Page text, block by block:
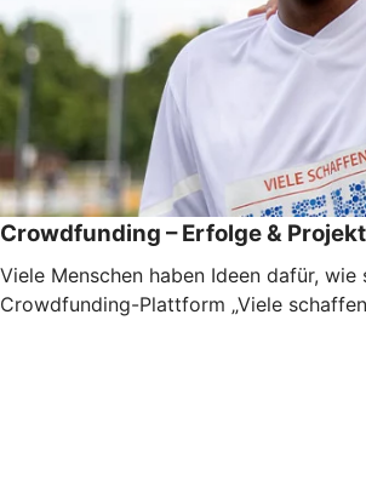
Crowdfunding – Erfolge &
Viele Menschen haben Ideen dafür,
Crowdfunding-Plattform „Viele